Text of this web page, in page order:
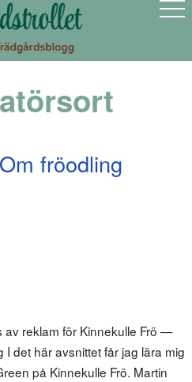
fröodling
reklam för Kinnekulle Frö —
det här avsnittet får jag lära mig
på Kinnekulle Frö. Martin